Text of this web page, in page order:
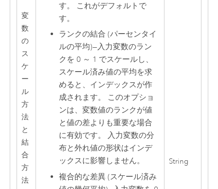
変
数
の
ス
ケ
ー
ル
方
法
と
結
合
方
法
す。 これがデフォルトで
す。
ランクの結合 (パーセンタイ
ルの平均)—入力変数のラン
クを 0 ～ 1 でスケールし、
スケール済み値の平均を求
めると、インデックスが作
成されます。 このオプショ
ンは、変数値のランクが値
と値の差よりも重要な場合
に有効です。 入力変数の分
布と外れ値の形状はインデ
ックスに影響しません。
複合的な差異 (スケール済み
String